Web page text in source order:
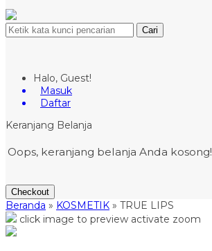
Cari
Halo, Guest!
Masuk
Daftar
Keranjang Belanja
Oops, keranjang belanja Anda kosong!
Checkout
Beranda » KOSMETIK » TRUE LIPS
click image to preview activate zoom